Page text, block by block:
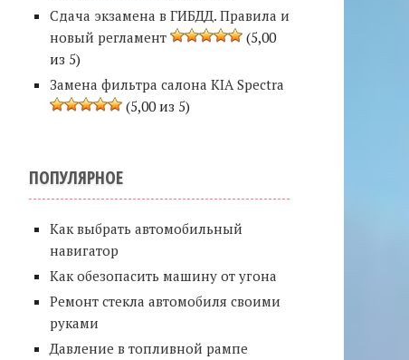
Сдача экзамена в ГИБДД. Правила и
новый регламент
(5,00
из 5)
Замена фильтра салона KIA Spectra
(5,00 из 5)
ПОПУЛЯРНОЕ
Как выбрать автомобильный
навигатор
Как обезопасить машину от угона
Ремонт стекла автомобиля своими
руками
Давление в топливной рампе